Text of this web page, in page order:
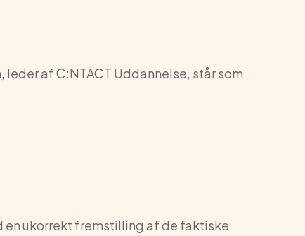
af C:NTACT Uddannelse, står som
ukorrekt fremstilling af de faktiske